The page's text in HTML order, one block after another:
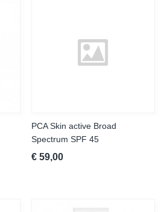
PCA Skin active Broad
Spectrum SPF 45
€ 59,00